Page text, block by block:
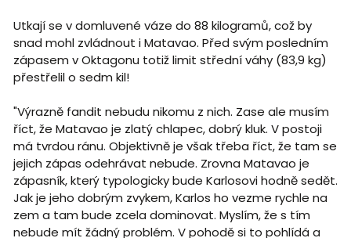
Utkají se v domluvené váze do 88 kilogramů, což by
snad mohl zvládnout i Matavao. Před svým posledním
zápasem v Oktagonu totiž limit střední váhy (83,9 kg)
přestřelil o sedm kil!
"Výrazně fandit nebudu nikomu z nich. Zase ale musím
říct, že Matavao je zlatý chlapec, dobrý kluk. V postoji
má tvrdou ránu. Objektivně je však třeba říct, že tam se
jejich zápas odehrávat nebude. Zrovna Matavao je
zápasník, který typologicky bude Karlosovi hodně sedět.
Jak je jeho dobrým zvykem, Karlos ho vezme rychle na
zem a tam bude zcela dominovat. Myslím, že s tím
nebude mít žádný problém. V pohodě si to pohlídá a